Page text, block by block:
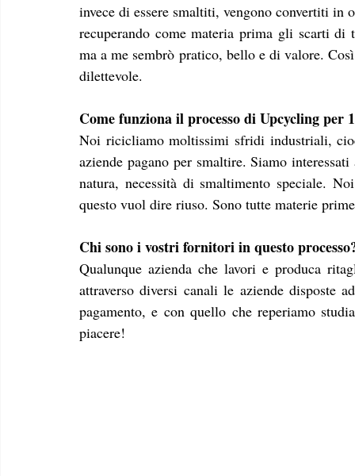
invece di essere smaltiti, vengono convertiti
recuperando come materia prima gli scarti di
ma a me sembrò pratico, bello e di valore.
dilettevole.
Come funziona il processo di Upcycling per
Noi ricicliamo moltissimi sfridi industriali,
aziende pagano per smaltire. Siamo
natura, necessità di smaltimento speciale.
questo vuol dire riuso. Sono tutte materie
Chi sono i vostri fornitori in questo
Qualunque azienda che lavori e produca
attraverso diversi canali le aziende disposte
pagamento, e con quello che reperiamo
piacere!